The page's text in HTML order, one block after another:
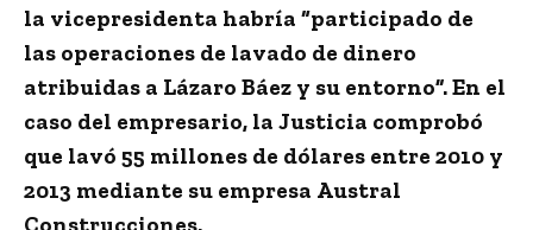
la vicepresidenta habría “participado de
las operaciones de lavado de dinero
atribuidas a Lázaro Báez y su entorno”. En el
caso del empresario, la Justicia comprobó
que lavó 55 millones de dólares entre 2010 y
2013 mediante su empresa Austral